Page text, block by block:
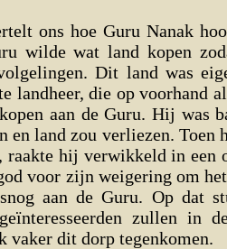
ons hoe Guru Nanak
wilde wat land kopen
Dit land was
landheer, die op voorhand
aan de Guru. Hij was
en land zou verliezen. Toen
raakte hij verwikkeld in een
voor zijn weigering om
aan de Guru. Op dat
zullen in
vaker dit dorp tegenkomen.